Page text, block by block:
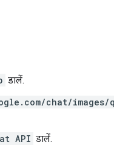
डालें.
chat/
API डालें.